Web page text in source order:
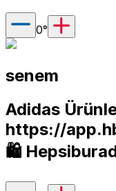
0°
senem
Adidas
https://
🛍